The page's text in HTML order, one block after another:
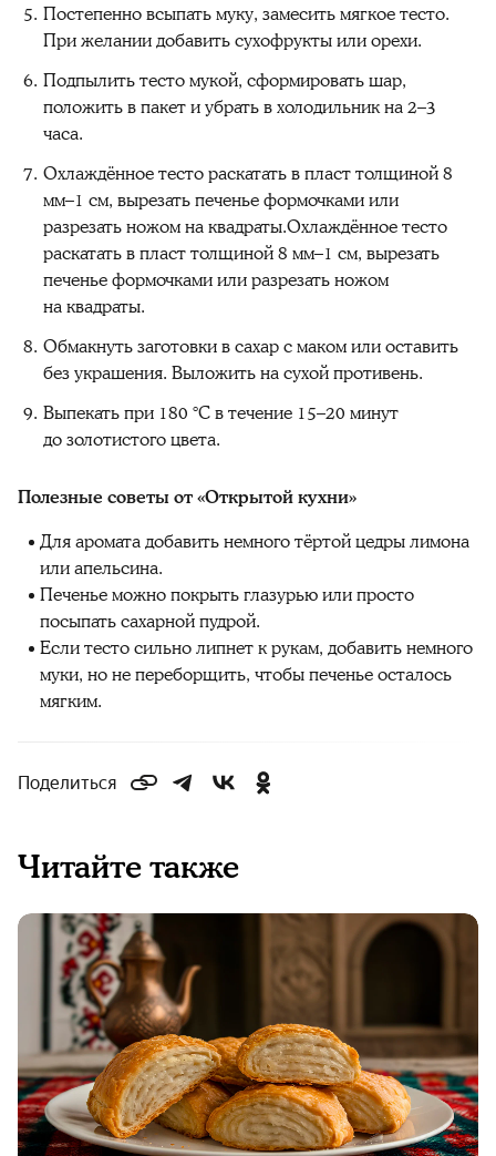
Постепенно всыпать муку, замесить мягкое тесто.
При желании добавить сухофрукты или орехи.
Подпылить тесто мукой, сформировать шар,
положить в пакет и убрать в холодильник на 2–3
часа.
Охлаждённое тесто раскатать в пласт толщиной 8
мм–1 см, вырезать печенье формочками или
разрезать ножом на квадраты.Охлаждённое тесто
раскатать в пласт толщиной 8 мм–1 см, вырезать
печенье формочками или разрезать ножом
на квадраты.
Обмакнуть заготовки в сахар с маком или оставить
без украшения. Выложить на сухой противень.
Выпекать при 180 °C в течение 15–20 минут
до золотистого цвета.
Полезные советы от «Открытой кухни»
Для аромата добавить немного тёртой цедры лимона
или апельсина.
Печенье можно покрыть глазурью или просто
посыпать сахарной пудрой.
Если тесто сильно липнет к рукам, добавить немного
муки, но не переборщить, чтобы печенье осталось
мягким.
Поделиться
Читайте также